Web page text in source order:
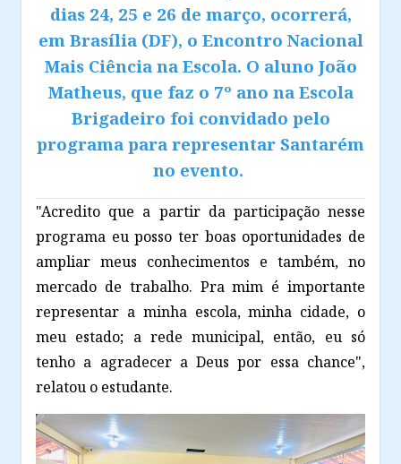
dias 24, 25 e 26 de março, ocorrerá,
em Brasília (DF), o Encontro Nacional
Mais Ciência na Escola. O aluno João
Matheus, que faz o 7º ano na Escola
Brigadeiro foi convidado pelo
programa para representar Santarém
no evento.
"Acredito que a partir da participação nesse
programa eu posso ter boas oportunidades de
ampliar meus conhecimentos e também, no
mercado de trabalho. Pra mim é importante
representar a minha escola, minha cidade, o
meu estado; a rede municipal, então, eu só
tenho a agradecer a Deus por essa chance",
relatou o estudante.